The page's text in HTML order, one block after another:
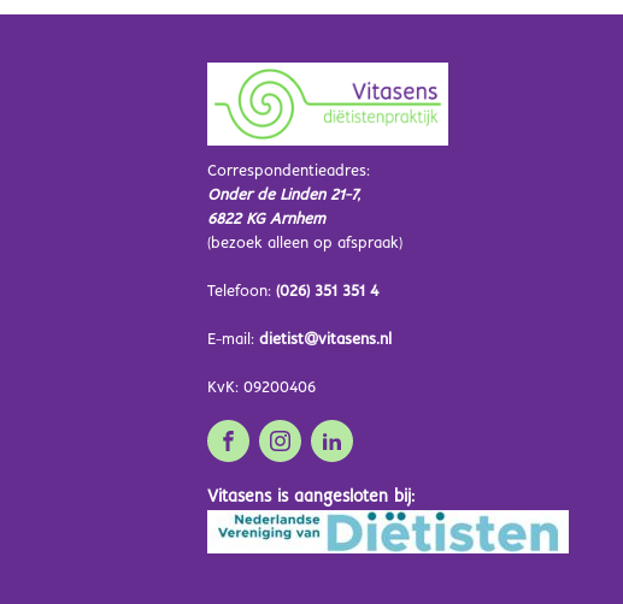
Correspondentieadres:
Onder de Linden 21-7,
6822 KG Arnhem
(bezoek alleen op afspraak)
Telefoon: (026) 351 351 4
E-mail: dietist@vitasens.nl
KvK: 09200406
Vitasens is aangesloten bij: